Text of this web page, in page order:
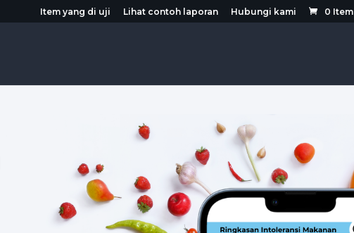
Item yang di uji Lihat contoh laporan Hubungi kami 0 Item